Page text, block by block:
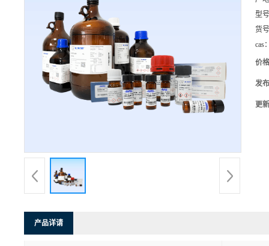
型
货
cas
价
发
更
产品详请